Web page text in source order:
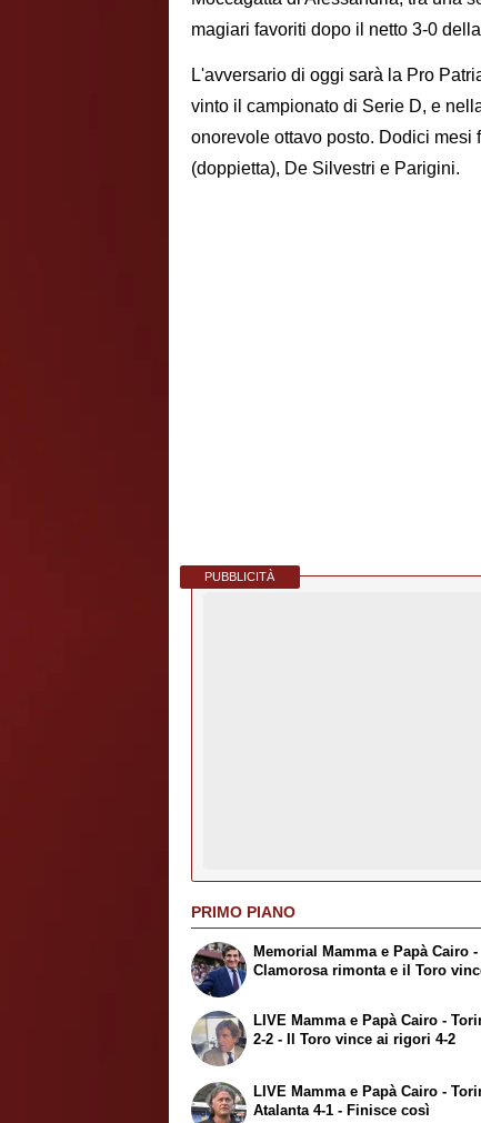
magiari favoriti dopo il netto 3-0
L'avversario di oggi sarà la Pro
vinto il campionato di Serie D, e
onorevole ottavo posto. Dodici mesi
(doppietta), De Silvestri e Parigini.
PUBBLICITÀ
PRIMO PIANO
Memorial Mamma e Papà Cairo -
Clamorosa rimonta e il Toro
LIVE Mamma e Papà Cairo -
2-2 - Il Toro vince ai rigori 4-2
LIVE Mamma e Papà Cairo -
Atalanta 4-1 - Finisce così